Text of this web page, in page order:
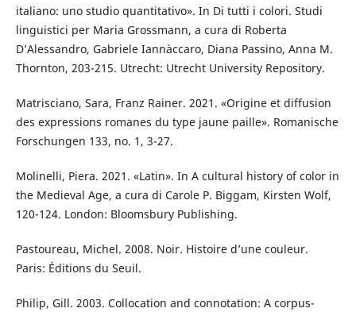
italiano: uno studio quantitativo». In Di tutti i colori. Studi
linguistici per Maria Grossmann, a cura di Roberta
D’Alessandro, Gabriele Iannàccaro, Diana Passino, Anna M.
Thornton, 203-215. Utrecht: Utrecht University Repository.
Matrisciano, Sara, Franz Rainer. 2021. «Origine et diffusion
des expressions romanes du type jaune paille». Romanische
Forschungen 133, no. 1, 3-27.
Molinelli, Piera. 2021. «Latin». In A cultural history of color in
the Medieval Age, a cura di Carole P. Biggam, Kirsten Wolf,
120-124. London: Bloomsbury Publishing.
Pastoureau, Michel. 2008. Noir. Histoire d’une couleur.
Paris: Éditions du Seuil.
Philip, Gill. 2003. Collocation and connotation: A corpus-